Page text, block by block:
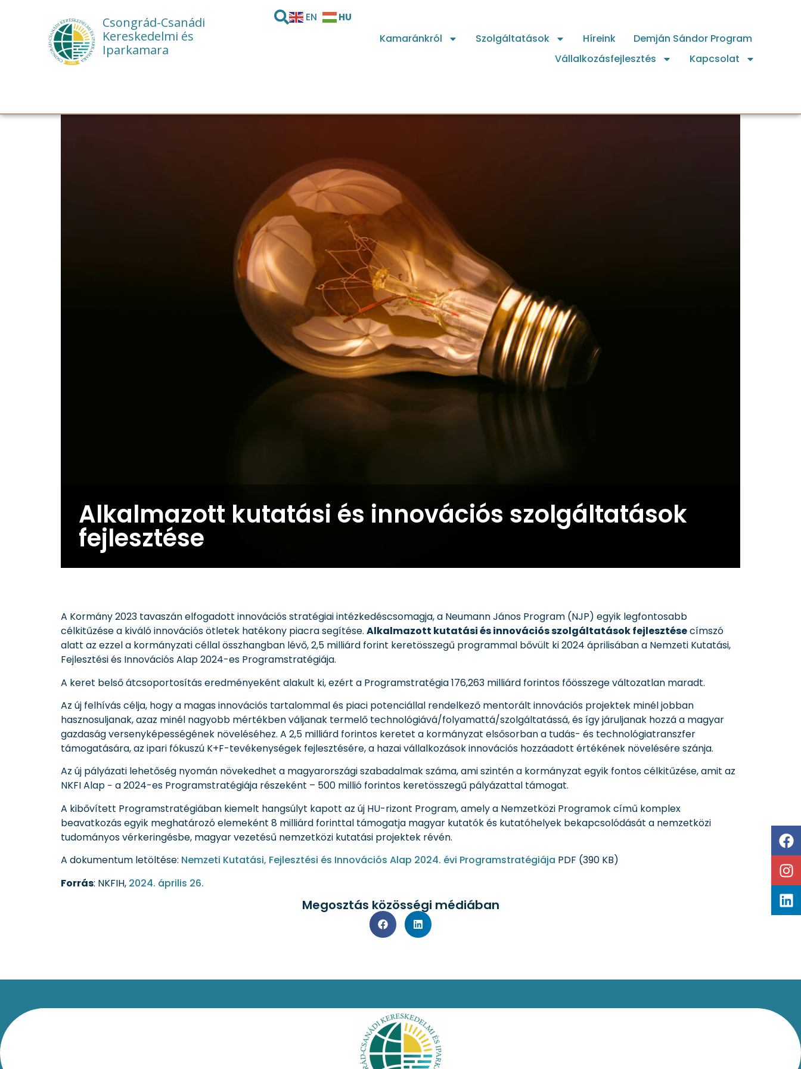
Csongrád-Csanádi
Kereskedelmi és
Iparkamara
EN HU
Kamaránkról Szolgáltatások Híreink
Demján Sándor Program
Vállalkozásfejlesztés
Kapcsolat
Alkalmazott kutatási és innovációs szolgáltatások
fejlesztése
A Kormány 2023 tavaszán elfogadott innovációs stratégiai intézkedéscsomagja, a Neumann János Program (NJP) egyik legfontosabb
célkitűzése a kiváló innovációs ötletek hatékony piacra segítése. Alkalmazott kutatási és innovációs szolgáltatások fejlesztésecímszó
alatt az ezzel a kormányzati céllal összhangban lévő, 2,5 milliárd forint keretösszegű programmal bővült ki 2024 áprilisában a Nemzeti Kutatási,
Fejlesztési és Innovációs Alap 2024-es Programstratégiája.
A keret belső átcsoportosítás eredményeként alakult ki, ezért a Programstratégia 176,263 milliárd forintos főösszege változatlan maradt.
Az új felhívás célja, hogy a magas innovációs tartalommal és piaci potenciállal rendelkező mentorált innovációs projektek minél jobban
hasznosuljanak, azaz minél nagyobb mértékben váljanak termelő technológiává/folyamattá/szolgáltatássá, és így járuljanak hozzá a magyar
gazdaság versenyképességének növeléséhez. A 2,5 milliárd forintos keretet a kormányzat elsősorban a tudás- és technológiatranszfer
támogatására, az ipari fókuszú K+F-tevékenységek fejlesztésére, a hazai vállalkozások innovációs hozzáadott értékének növelésére szánja.
Az új pályázati lehetőség nyomán növekedhet a magyarországi szabadalmak száma, ami szintén a kormányzat egyik fontos célkitűzése, amit az
NKFI Alap − a 2024-es Programstratégiája részeként – 500 millió forintos keretösszegű pályázattal támogat.
A kibővített Programstratégiában kiemelt hangsúlyt kapott az új HU-rizont Program, amely a Nemzetközi Programok című komplex
beavatkozás egyik meghatározó elemeként 8 milliárd forinttal támogatja magyar kutatók és kutatóhelyek bekapcsolódását a nemzetközi
tudományos vérkeringésbe, magyar vezetésű nemzetközi kutatási projektek révén.
A dokumentum letöltése: Nemzeti Kutatási, Fejlesztési és Innovációs Alap 2024. évi Programstratégiája PDF (390 KB)
Forrás: NKFIH, 2024. április 26.
Megosztás közösségi médiában